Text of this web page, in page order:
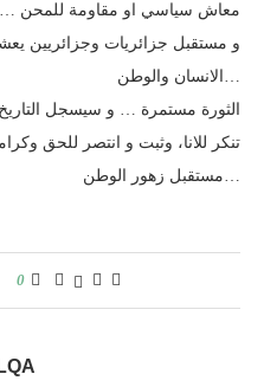
معاش سياسي او مقاومة للمحن …
و مستقبل جزائريات وجزائريين
الانسان والوطن…
الثورة مستمرة … و سيسجل
تنكر للانا، وثبت و انتصر للحق
مستقبل زهور الوطن…
0